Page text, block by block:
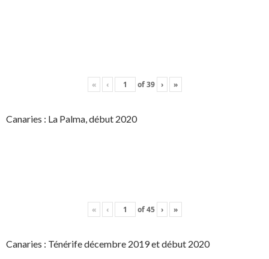
« ‹ of39 › »
Canaries : La Palma, début 2020
« ‹ of45 › »
Canaries : Ténérife décembre 2019 et début 2020